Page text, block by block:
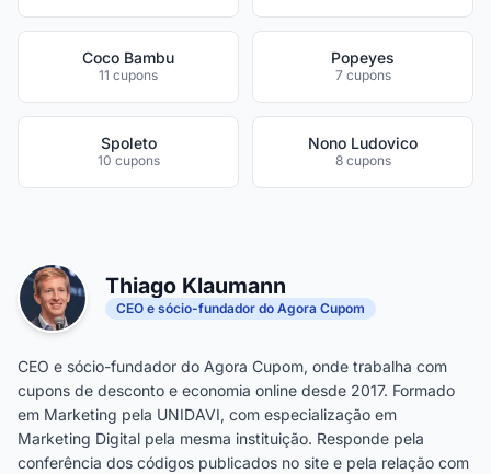
Coco Bambu
11 cupons
Popeyes
7 cupons
Spoleto
10 cupons
Nono Ludovico
8 cupons
Thiago Klaumann
CEO e sócio-fundador do Agora Cupom
CEO e sócio-fundador do Agora Cupom, onde trabalha com
cupons de desconto e economia online desde 2017. Formado
em Marketing pela UNIDAVI, com especialização em
Marketing Digital pela mesma instituição. Responde pela
conferência dos códigos publicados no site e pela relação com